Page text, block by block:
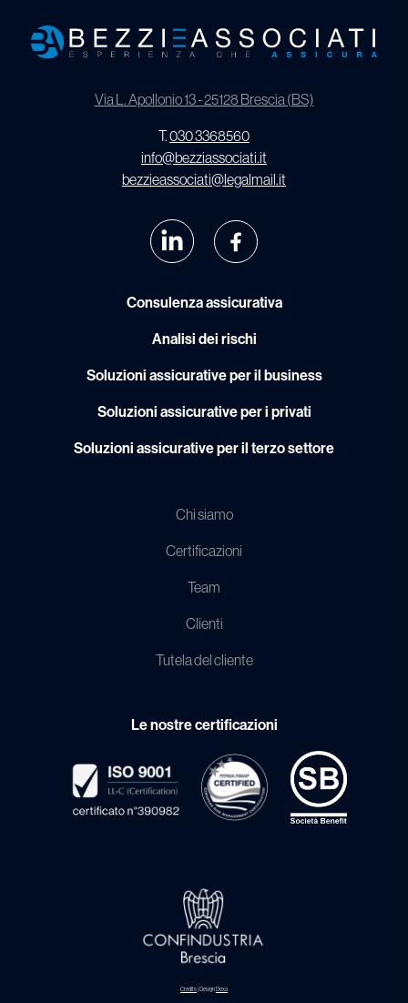
Via L. Apollonio 13 - 25128 Brescia (BS)
T.030 3368560
info@bezziassociati.it
bezzieassociati@legalmail.it
Consulenza assicurativa
Analisi dei rischi
Soluzioni assicurative per il business
Soluzioni assicurative per i privati
Soluzioni assicurative per il terzo settore
Chi siamo
Certificazioni
Team
Clienti
Tutela del cliente
Le nostre certificazioni
Credits | Design Dexa